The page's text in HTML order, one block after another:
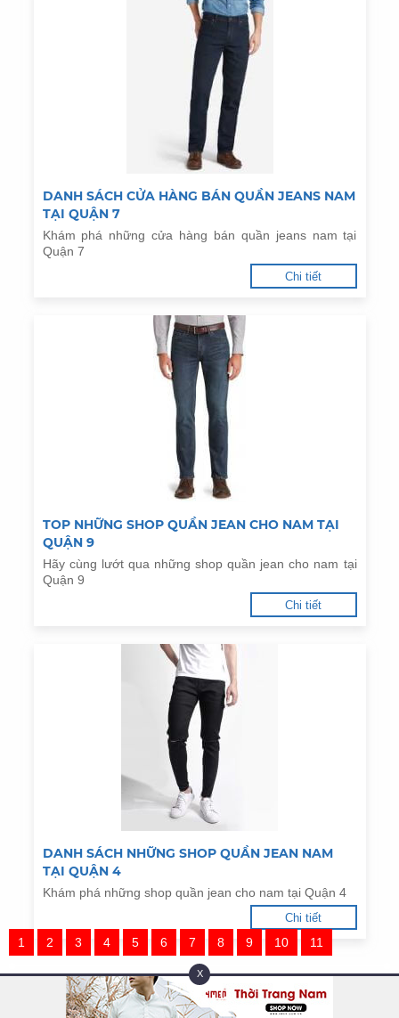
DANH SÁCH CỬA HÀNG BÁN QUẦN JEANS NAM
TẠI QUẬN 7
Khám phá những cửa hàng bán quần jeans nam tại
Quận 7
Chi tiết
TOP NHỮNG SHOP QUẦN JEAN CHO NAM TẠI
QUẬN 9
Hãy cùng lướt qua những shop quần jean cho nam tại
Quận 9
Chi tiết
DANH SÁCH NHỮNG SHOP QUẦN JEAN NAM
TẠI QUẬN 4
Khám phá những shop quần jean cho nam tại Quận 4
Chi tiết
1 2 3 4 5 6 7 8 9 10 11
X